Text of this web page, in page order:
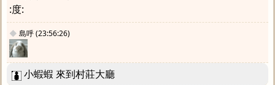
:度:
◆ 島呼(23:56:26)
小蝦蝦 來到村莊大廳